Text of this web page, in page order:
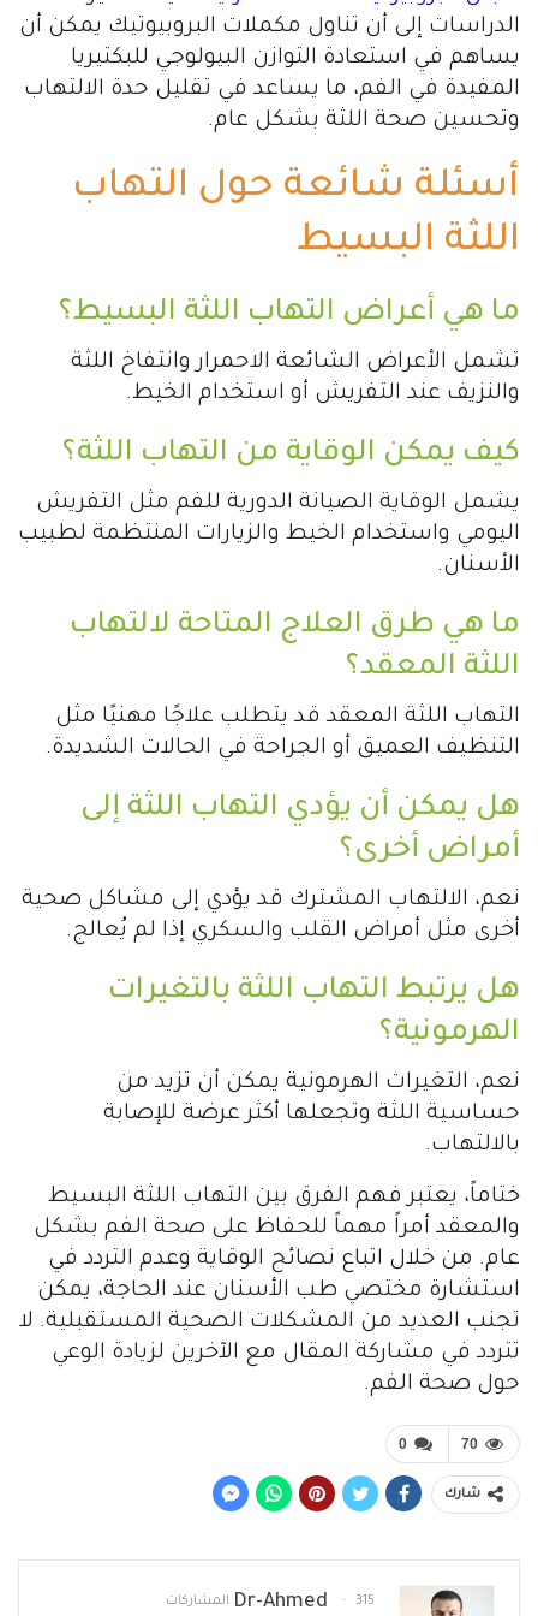
الدراسات إلى أن تناول مكملات البروبيوتيك يمكن أن
يساهم في استعادة التوازن البيولوجي للبكتيريا
المفيدة في الفم، ما يساعد في تقليل حدة الالتهاب
وتحسين صحة اللثة بشكل عام.
أسئلة شائعة حول التهاب
اللثة البسيط
ما هي أعراض التهاب اللثة البسيط؟
تشمل الأعراض الشائعة الاحمرار وانتفاخ اللثة
والنزيف عند التفريش أو استخدام الخيط.
كيف يمكن الوقاية من التهاب اللثة؟
يشمل الوقاية الصيانة الدورية للفم مثل التفريش
اليومي واستخدام الخيط والزيارات المنتظمة لطبيب
الأسنان.
ما هي طرق العلاج المتاحة لالتهاب
اللثة المعقد؟
التهاب اللثة المعقد قد يتطلب علاجًا مهنيًا مثل
التنظيف العميق أو الجراحة في الحالات الشديدة.
هل يمكن أن يؤدي التهاب اللثة إلى
أمراض أخرى؟
نعم، الالتهاب المشترك قد يؤدي إلى مشاكل صحية
أخرى مثل أمراض القلب والسكري إذا لم يُعالج.
هل يرتبط التهاب اللثة بالتغيرات
الهرمونية؟
نعم، التغيرات الهرمونية يمكن أن تزيد من
حساسية اللثة وتجعلها أكثر عرضة للإصابة
بالالتهاب.
ختاماً، يعتبر فهم الفرق بين التهاب اللثة البسيط
والمعقد أمراً مهماً للحفاظ على صحة الفم بشكل
عام. من خلال اتباع نصائح الوقاية وعدم التردد في
استشارة مختصي طب الأسنان عند الحاجة، يمكن
تجنب العديد من المشكلات الصحية المستقبلية. لا
تتردد في مشاركة المقال مع الآخرين لزيادة الوعي
حول صحة الفم.
0 70
شارك
Dr-Ahmed 315 المشاركات